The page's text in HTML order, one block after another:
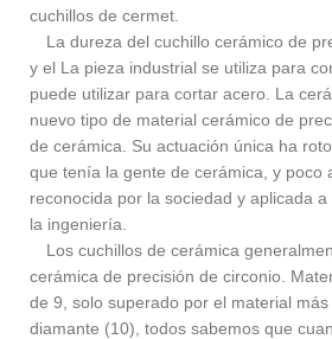
cuchillos de cermet.
La dureza del cuchillo cerámico de
y el La pieza industrial se utiliza para
puede utilizar para cortar acero. La
nuevo tipo de material cerámico de
de cerámica. Su actuación única ha
que tenía la gente de cerámica, y poco
reconocida por la sociedad y aplicada
la ingeniería.
Los cuchillos de cerámica
cerámica de precisión de circonio.
de 9, solo superado por el material más
diamante (10), todos sabemos que